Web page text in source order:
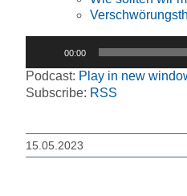
00:00
Podcast: Play in new
Subscribe: RSS
15.05.2023